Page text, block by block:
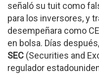
señaló su tuit como
para los inversores, y
desempeñara como
en bolsa. Días
SEC (Securities and
regulador